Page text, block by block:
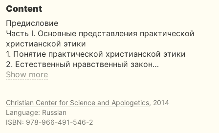
Content
Предисловие
Часть I. Основные представления практической
христианской этики
1. Понятие практической христианской этики
2. Естественный нравственный закон…
Show more
Christian Center for Science and Apologetics, 2014
Language: Russian
ISBN: 978-966-491-546-2